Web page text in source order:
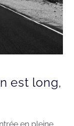
est long,
en pleine